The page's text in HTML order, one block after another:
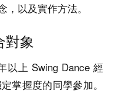
以及實作方法。
對象
以上 Swing Dance 經
掌握度的同學參加。